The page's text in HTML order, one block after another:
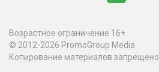
Возрастное ограничение 16+
© 2012-2026 PromoGroup Media
Копирование материалов запрещено.